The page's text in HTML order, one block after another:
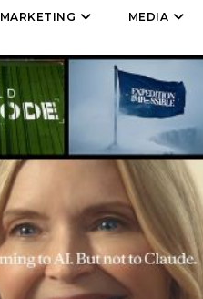
RADIO / AUDIO
TV
DATI
MARKETING MEDIA